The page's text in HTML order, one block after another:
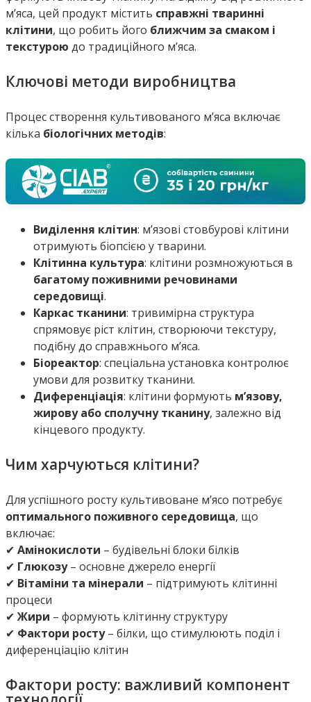
м’яса, цей продукт містить справжні тваринні
клітини, що робить його ближчим за смаком і
текстурою до традиційного м’яса.
Ключові методи виробництва
Процес створення культивованого м’яса включає
кілька біологічних методів:
Виділення клітин: м’язові стовбурові клітини
отримують біопсією у тварини.
Клітинна культура: клітини розмножуються в
багатому поживними речовинами
середовищі.
Каркас тканини: тривимірна структура
спрямовує ріст клітин, створюючи текстуру,
подібну до справжнього м’яса.
Біореактор: спеціальна установка контролює
умови для розвитку тканини.
Диференціація: клітини формують м’язову,
жирову або сполучну тканину, залежно від
кінцевого продукту.
Чим харчуються клітини?
Для успішного росту культивоване м’ясо потребує
оптимального поживного середовища, що
включає:
✔ Амінокислоти – будівельні блоки білків
✔ Глюкозу– основне джерело енергії
✔ Вітаміни та мінерали – підтримують клітинні
процеси
✔Жири – формують клітинну структуру
✔ Фактори росту– білки, що стимулюють поділ і
диференціацію клітин
Фактори росту: важливий компонент